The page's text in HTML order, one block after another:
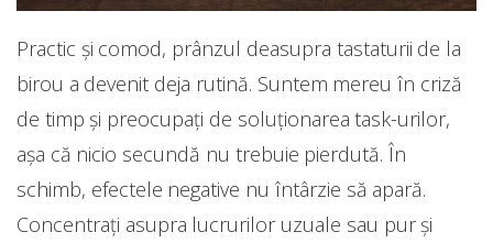
Practic și comod, prânzul deasupra tastaturii de la
birou a devenit deja rutină. Suntem mereu în criză
de timp și preocupați de soluționarea task-urilor,
așa că nicio secundă nu trebuie pierdută. În
schimb, efectele negative nu întârzie să apară.
Concentrați asupra lucrurilor uzuale sau pur și